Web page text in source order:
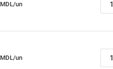
MDL/un
MDL/un